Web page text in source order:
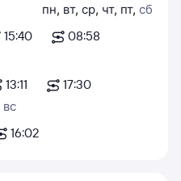
15:40
пн, вт, ср, чт, пт, сб
08:58
13:11
17:30
вс
16:02